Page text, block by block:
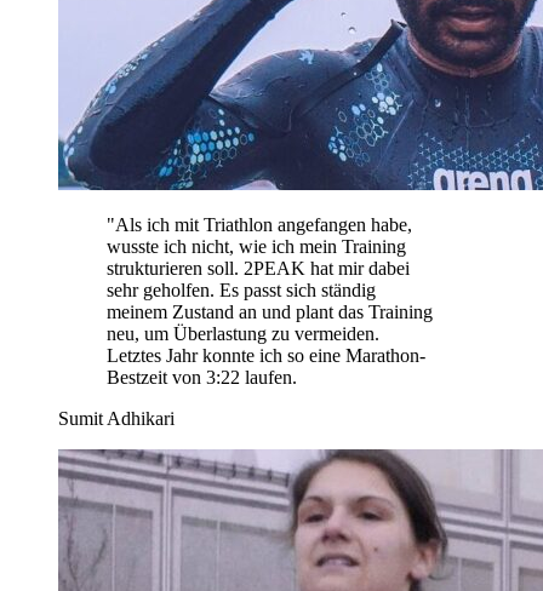
"Als ich mit Triathlon angefangen habe,
wusste ich nicht, wie ich mein Training
strukturieren soll. 2PEAK hat mir dabei
sehr geholfen. Es passt sich ständig
meinem Zustand an und plant das Training
neu, um Überlastung zu vermeiden.
Letztes Jahr konnte ich so eine Marathon-
Bestzeit von 3:22 laufen.
Sumit Adhikari